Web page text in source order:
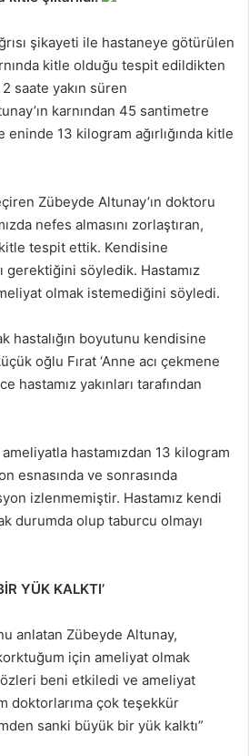
şikayeti ile hastaneye götürülen
kitle olduğu tespit edildikten
saate yakın süren
karnından 45 santimetre
13 kilogram ağırlığında kitle
Zübeyde Altunay’ın doktoru
nefes almasını zorlaştıran,
tespit ettik. Kendisine
gerektiğini söyledik. Hastamız
olmak istemediğini söyledi.
hastalığın boyutunu kendisine
oğlu Fırat ‘Anne acı çekmene
hastamız yakınları tarafından
hastamızdan 13 kilogram
esnasında ve sonrasında
izlenmemiştir. Hastamız kendi
durumda olup taburcu olmayı
YÜK KALKTI’
anlatan Zübeyde Altunay,
için ameliyat olmak
beni etkiledi ve ameliyat
doktorlarıma çok teşekkür
sanki büyük bir yük kalktı”